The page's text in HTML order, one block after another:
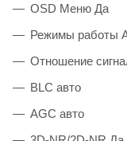
OSD Меню Да
Режимы работы
Отношение
BLC авто
AGC авто